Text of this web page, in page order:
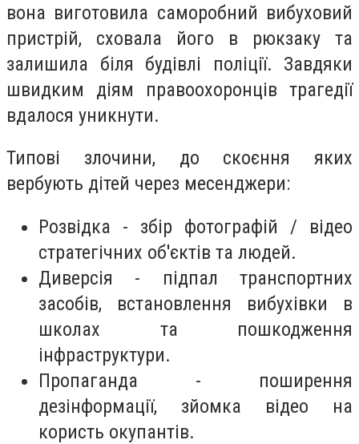
вона виготовила саморобний вибуховий
пристрій, сховала його в рюкзаку та
залишила біля будівлі поліції. Завдяки
швидким діям правоохоронців трагедії
вдалося уникнути.
Типові злочини, до скоєння яких
вербують дітей через месенджери:
Розвідка - збір фотографій / відео
стратегічних об'єктів та людей.
Диверсія - підпал транспортних
засобів, встановлення вибухівки в
школах та пошкодження
інфраструктури.
Пропаганда - поширення
дезінформації, зйомка відео на
користь окупантів.